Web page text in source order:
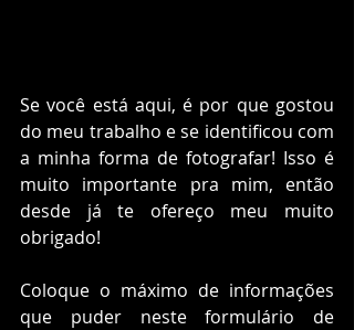
Se você está aqui, é por que gostou
do meu trabalho e se identificou com
a minha forma de fotografar! Isso é
muito importante pra mim, então
desde já te ofereço meu muito
obrigado!
Coloque o máximo de informações
que puder neste formulário de